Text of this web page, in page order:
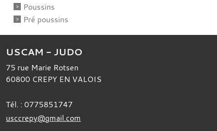
Poussins
Pré poussins
USCAM - JUDO
75 rue Marie Rotsen
60800 CREPY EN VALOIS
Tél. : 0775851747
usccrepy@gmail.com